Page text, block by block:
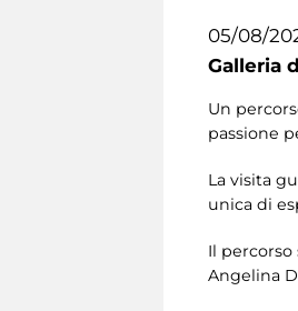
05/08/
Galleria
Un
passione
La visita
unica di
Il percorso
Angelina